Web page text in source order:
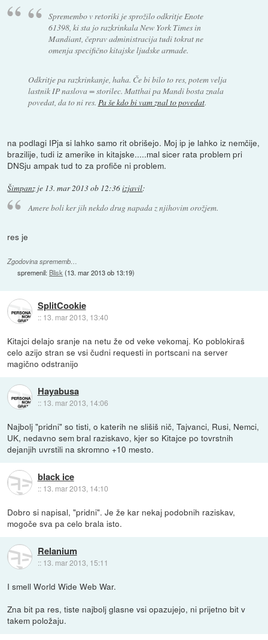
Spremembo v retoriki je sprožilo odkritje Enote
61398, ki sta jo razkrinkala New York Times in
Mandiant, čeprav administracija tudi tokrat ne
omenja specifično kitajske ljudske armade.
Odkritje pa razkrinkanje, haha. Če bi bilo to res, potem velja
lastnik IP naslova = storilec. Matthai pa Mandi bosta znala
povedat, da to ni res. Pa še kdo bi vam znal to povedat.
na podlagi IPja si lahko samo rit obrišejo. Moj ip je lahko iz nemčije,
brazilije, tudi iz amerike in kitajske.....mal sicer rata problem pri
DNSju ampak tud to za profiče ni problem.
Šimpanz je 13. mar 2013 ob 12:36izjavil:
Amere boli ker jih nekdo drug napada z njihovim orožjem.
res je
Zgodovina sprememb…
spremenil: Blisk(13. mar 2013 ob 13:19)
SplitCookie
:: 13. mar 2013, 13:40
Kitajci delajo sranje na netu že od veke vekomaj. Ko poblokiraš
celo azijo stran se vsi čudni requesti in portscani na server
magično odstranijo
Hayabusa
:: 13. mar 2013, 14:06
Najbolj "pridni" so tisti, o katerih ne slišiš nič, Tajvanci, Rusi, Nemci,
UK, nedavno sem bral raziskavo, kjer so Kitajce po tovrstnih
dejanjih uvrstili na skromno +10 mesto.
black ice
:: 13. mar 2013, 14:10
Dobro si napisal, "pridni". Je že kar nekaj podobnih raziskav,
mogoče sva pa celo brala isto.
Relanium
:: 13. mar 2013, 15:11
I smell World Wide Web War.
Zna bit pa res, tiste najbolj glasne vsi opazujejo, ni prijetno bit v
takem položaju.